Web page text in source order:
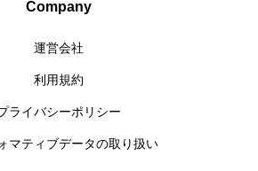
Company
運営会社
利用規約
ライバシーポリシー
マティブデータの取り扱い